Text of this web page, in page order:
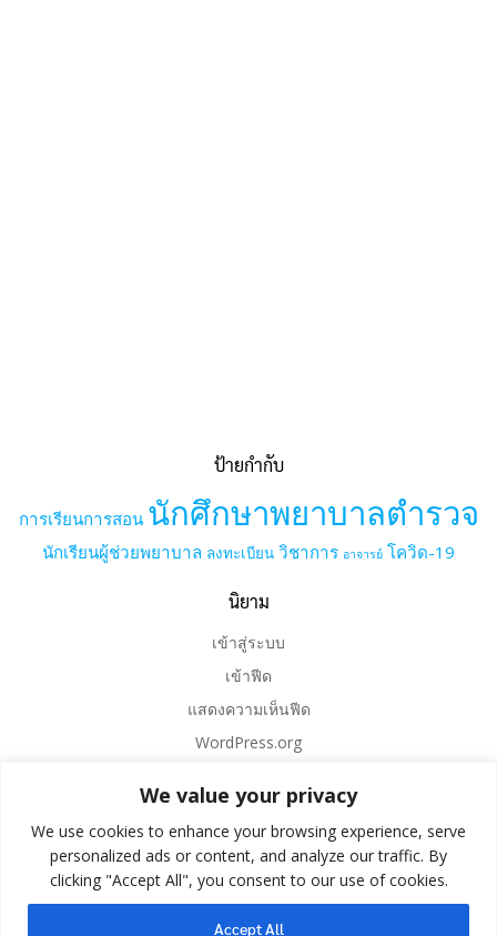
We value your privacy
We use cookies to enhance your browsing experience, serve
personalized ads or content, and analyze our traffic. By
clicking "Accept All", you consent to our use of cookies.
Accept All
ป้ายกำกับ
การเรียนการสอน นักศึกษาพยาบาลตำรวจ
นักเรียนผู้ช่วยพยาบาล ลงทะเบียน วิชาการ อาจารย์ โควิด-19
นิยาม
เข้าสู่ระบบ
เข้าฟีด
แสดงความเห็นฟีด
WordPress.org